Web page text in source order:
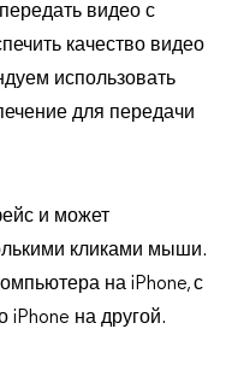
видео с
качество видео
использовать
для передачи
и может
кликами мыши.
на iPhone, с
iPhone на другой.